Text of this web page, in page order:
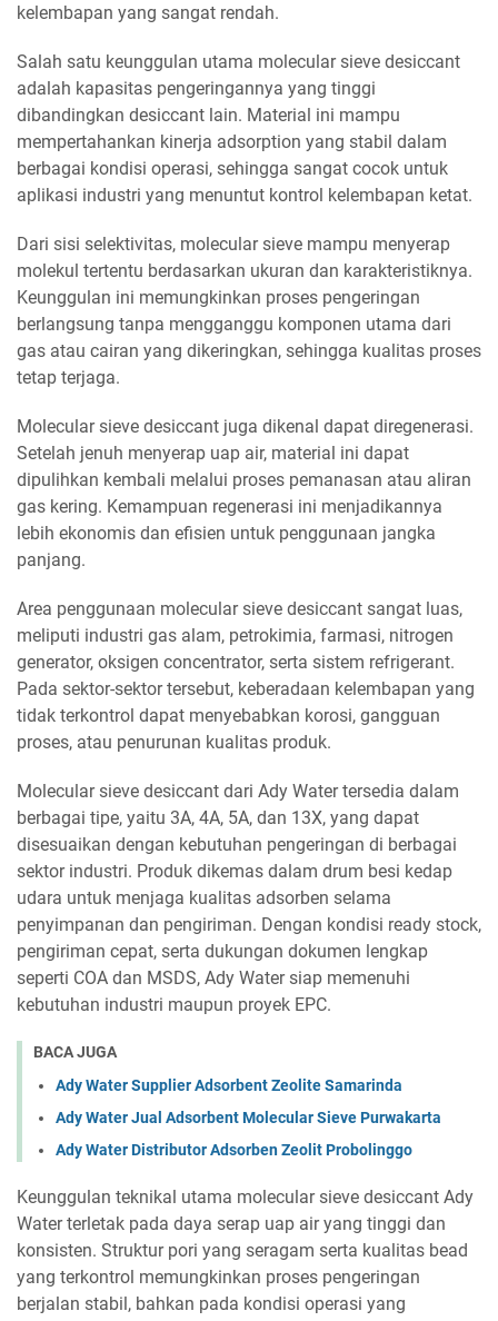
kelembapan yang sangat rendah.
Salah satu keunggulan utama molecular sieve desiccant
adalah kapasitas pengeringannya yang tinggi
dibandingkan desiccant lain. Material ini mampu
mempertahankan kinerja adsorption yang stabil dalam
berbagai kondisi operasi, sehingga sangat cocok untuk
aplikasi industri yang menuntut kontrol kelembapan ketat.
Dari sisi selektivitas, molecular sieve mampu menyerap
molekul tertentu berdasarkan ukuran dan karakteristiknya.
Keunggulan ini memungkinkan proses pengeringan
berlangsung tanpa mengganggu komponen utama dari
gas atau cairan yang dikeringkan, sehingga kualitas proses
tetap terjaga.
Molecular sieve desiccant juga dikenal dapat diregenerasi.
Setelah jenuh menyerap uap air, material ini dapat
dipulihkan kembali melalui proses pemanasan atau aliran
gas kering. Kemampuan regenerasi ini menjadikannya
lebih ekonomis dan efisien untuk penggunaan jangka
panjang.
Area penggunaan molecular sieve desiccant sangat luas,
meliputi industri gas alam, petrokimia, farmasi, nitrogen
generator, oksigen concentrator, serta sistem refrigerant.
Pada sektor-sektor tersebut, keberadaan kelembapan yang
tidak terkontrol dapat menyebabkan korosi, gangguan
proses, atau penurunan kualitas produk.
Molecular sieve desiccant dari Ady Water tersedia dalam
berbagai tipe, yaitu 3A, 4A, 5A, dan 13X, yang dapat
disesuaikan dengan kebutuhan pengeringan di berbagai
sektor industri. Produk dikemas dalam drum besi kedap
udara untuk menjaga kualitas adsorben selama
penyimpanan dan pengiriman. Dengan kondisi ready stock,
pengiriman cepat, serta dukungan dokumen lengkap
seperti COA dan MSDS, Ady Water siap memenuhi
kebutuhan industri maupun proyek EPC.
BACA JUGA
Ady Water Supplier Adsorbent Zeolite Samarinda
Ady Water Jual Adsorbent Molecular Sieve Purwakarta
Ady Water Distributor Adsorben Zeolit Probolinggo
Keunggulan teknikal utama molecular sieve desiccant Ady
Water terletak pada daya serap uap air yang tinggi dan
konsisten. Struktur pori yang seragam serta kualitas bead
yang terkontrol memungkinkan proses pengeringan
berjalan stabil, bahkan pada kondisi operasi yang